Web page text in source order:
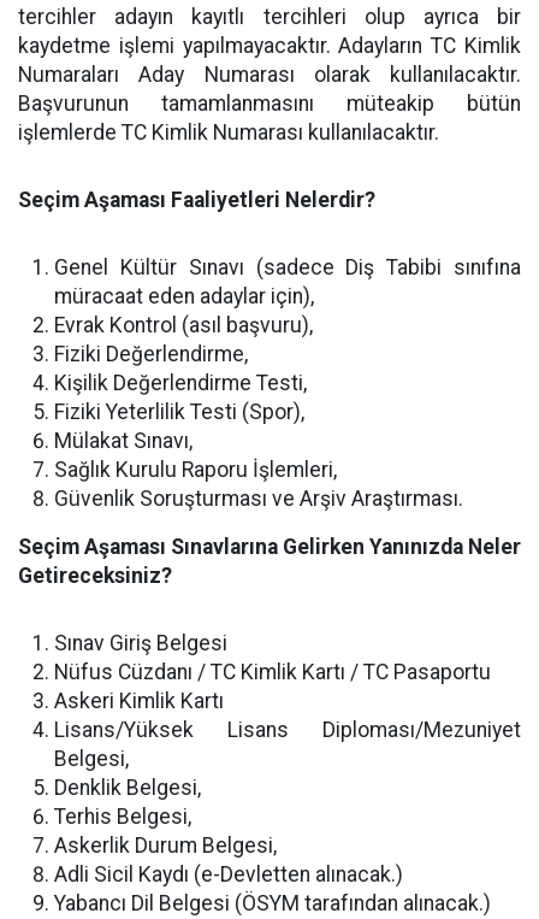
tercihler adayın kayıtlı tercihleri olup ayrıca bir
kaydetme işlemi yapılmayacaktır. Adayların TC Kimlik
Numaraları Aday Numarası olarak kullanılacaktır.
Başvurunun tamamlanmasını müteakip bütün
işlemlerde TC Kimlik Numarası kullanılacaktır.
Seçim Aşaması Faaliyetleri Nelerdir?
Genel Kültür Sınavı (sadece Diş Tabibi sınıfına
müracaat eden adaylar için),
Evrak Kontrol (asıl başvuru),
Fiziki Değerlendirme,
Kişilik Değerlendirme Testi,
Fiziki Yeterlilik Testi (Spor),
Mülakat Sınavı,
Sağlık Kurulu Raporu İşlemleri,
Güvenlik Soruşturması ve Arşiv Araştırması.
Seçim Aşaması Sınavlarına Gelirken Yanınızda Neler
Getireceksiniz?
Sınav Giriş Belgesi
Nüfus Cüzdanı / TC Kimlik Kartı / TC Pasaportu
Askeri Kimlik Kartı
Lisans/Yüksek Lisans Diploması/Mezuniyet
Belgesi,
Denklik Belgesi,
Terhis Belgesi,
Askerlik Durum Belgesi,
Adli Sicil Kaydı (e-Devletten alınacak.)
Yabancı Dil Belgesi (ÖSYM tarafından alınacak.)